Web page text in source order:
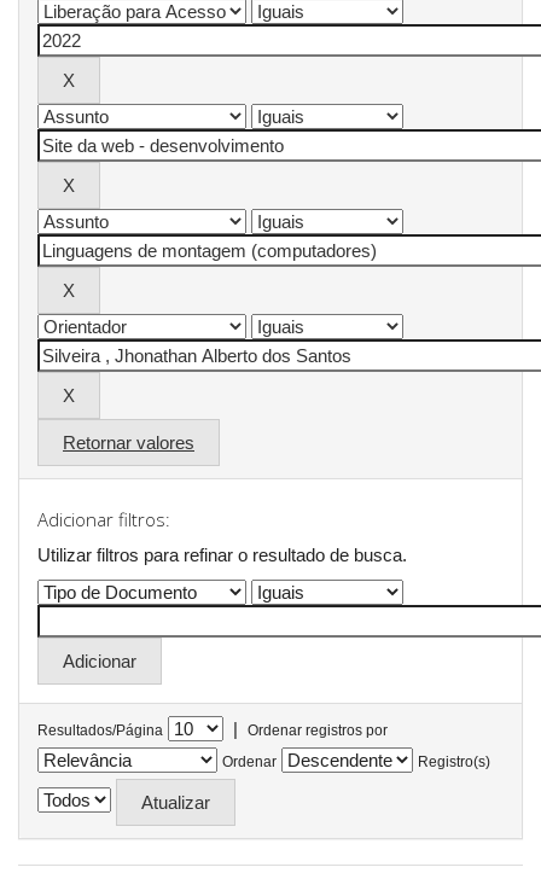
Retornar valores
Adicionar filtros:
Utilizar filtros para refinar o resultado de busca.
Resultados/Página |
Ordenar registros por
Ordenar
Registro(s)